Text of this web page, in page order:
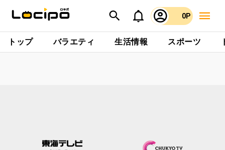
0P
トップ バラエティ 生活情報 スポーツ